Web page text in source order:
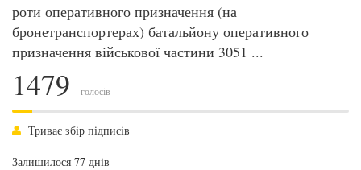
роти оперативного призначення (на
бронетранспортерах) батальйону оперативного
призначення військової частини 3051 ...
1479 голосів
Триває збір підписів
Залишилося 77 днів